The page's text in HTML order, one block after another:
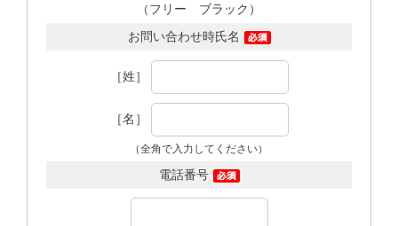
（フリー ブラック）
お問い合わせ時氏名
［姓］
［名］
（全角で入力してください）
電話番号